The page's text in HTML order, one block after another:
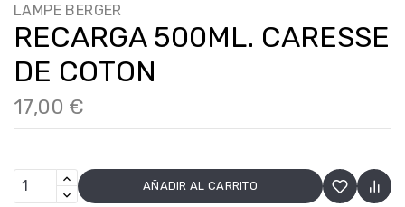
LAMPE BERGER
RECARGA 500ML. CARESSE
DE COTON
17,00 €
AÑADIR AL CARRITO